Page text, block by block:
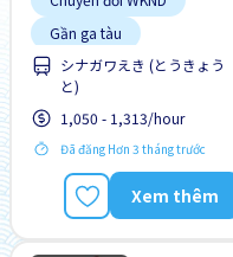
Gần ga tàu
Giao dịch đã thanh toán
Vài giờ làm việc
シナガワえき (とうきょう
と)
1,050 - 1,313/hour
Đã đăng Hơn 3 tháng trước
Xem thêm